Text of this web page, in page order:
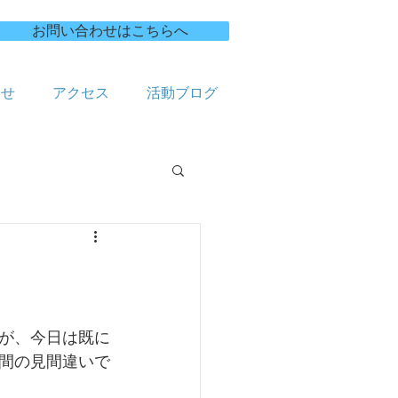
お問い合わせはこちらへ
アクセス 活動ブログ
、今日は既に
の見間違いで